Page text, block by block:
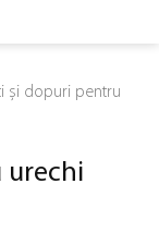
și dopuri pentru
urechi